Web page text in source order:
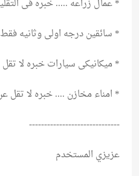
* عمال زراعه ..... خبره فى
* سائقين درجه اولى وثانيه فقط
* ميكانيكى سيارات خبره لا تقل عن 3 سنوات
* امناء مخازن .... خبره لا تقل عن 2 سنه فى مجال
------------------------------
عزيزي المستخدم